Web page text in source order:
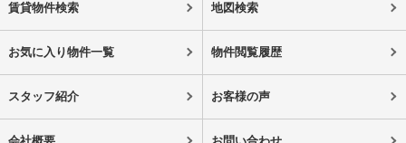
賃貸物件検索 地図検索
お気に入り物件一覧 物件閲覧履歴
スタッフ紹介 お客様の声